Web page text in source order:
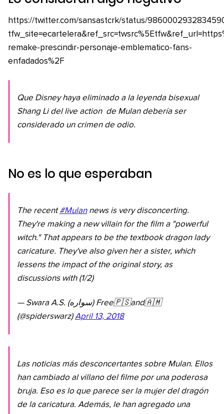
https://twitter.com/sansastcrk/status/
remake-prescindir-personaje-emblematico-fans-
enfadados%2F
Que Disney haya eliminado a la leyenda bisexual
Shang Li dellive action de Mulan debería ser
considerado un crimen de odio.
No es lo que esperaban
The recent#Mulannews is very disconcerting.
They're making a new villain for the film a "powerful
witch." That appears to be the textbook dragon lady
caricature. They've also given her a sister, which
lessens the impact of the original story, as
discussions with (1/2)
— Swara A.S. (سوارە) Free🇵🇸and🇦🇲
(@spiderswarz)April 13, 2018
Las noticias más desconcertantes sobre Mulan. Ellos
han cambiado al villano del filme por una poderosa
bruja. Eso es lo que parece ser la mujer del dragón
de la caricatura. Además, le han agregado una